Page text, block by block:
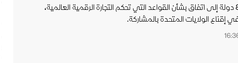
توصلت نحو 80 دولة إلى اتفاق بشأن القواعد التي تحكم التجارة الرقمية العالمية،
إقناع الولايات المتحدة بالمشاركة.